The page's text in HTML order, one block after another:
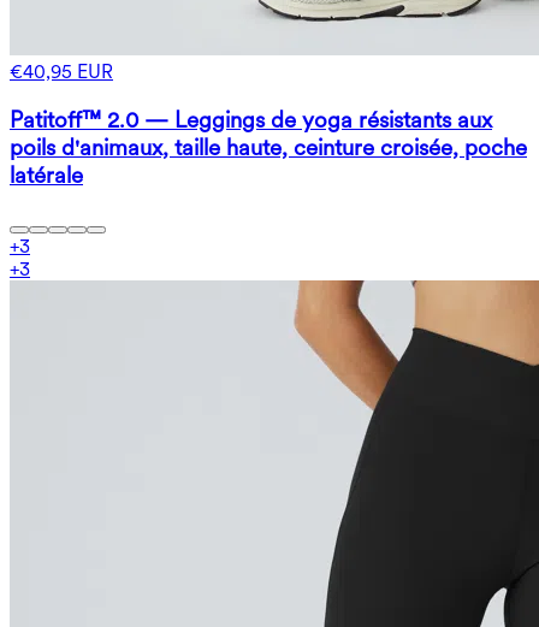
€40,95 EUR
Patitoff™ 2.0 — Leggings de yoga résistants aux
poils d'animaux, taille haute, ceinture croisée, poche
latérale
+3
+3